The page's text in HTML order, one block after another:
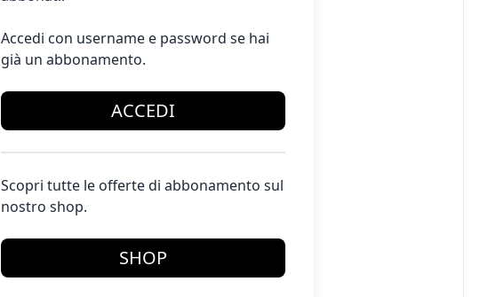
Accedi con username e password se hai
già un abbonamento.
ACCEDI
Scopri tutte le offerte di abbonamento sul
nostro shop.
SHOP